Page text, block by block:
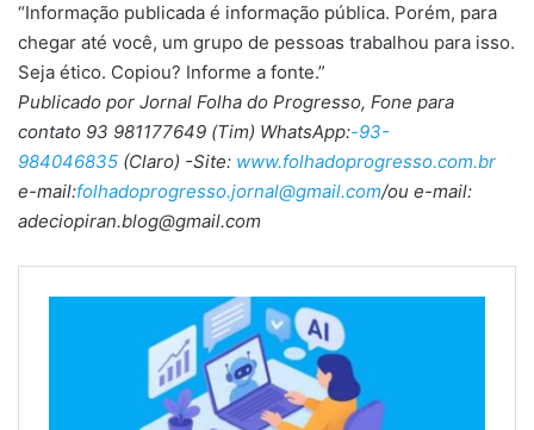
“Informação publicada é informação pública. Porém, para
chegar até você, um grupo de pessoas trabalhou para isso.
Seja ético. Copiou? Informe a fonte.”
Publicado por Jornal Folha do Progresso, Fone para
contato 93 981177649 (Tim) WhatsApp:-93-
984046835 (Claro) -Site: www.folhadoprogresso.com.br
e-mail:folhadoprogresso.jornal@gmail.com/ou e-mail:
adeciopiran.blog@gmail.com